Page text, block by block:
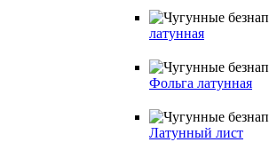
латунная
Фольга латунная
Латунный лист